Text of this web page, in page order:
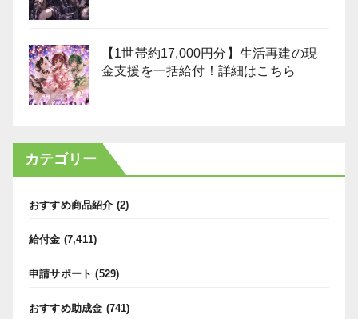
【1世帯約17,000円分】生活再建の現
金支援を一括給付！詳細はこちら
カテゴリー
おすすめ商品紹介 (2)
給付金 (7,411)
申請サポート (529)
おすすめ助成金 (741)